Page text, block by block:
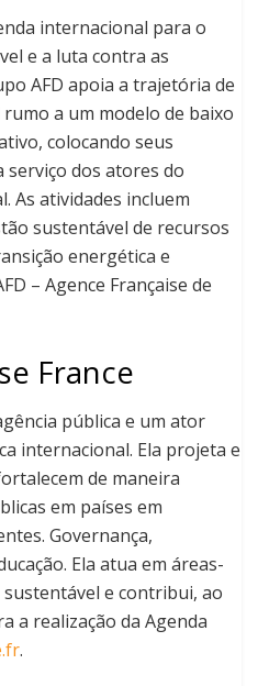
internacional para o
e a luta contra as
AFD apoia a trajetória de
a um modelo de baixo
colocando seus
dos atores do
As atividades incluem
sustentável de recursos
energética e
– Agence Française de
France
pública e um ator
internacional. Ela projeta e
de maneira
em países em
Governança,
Ela atua em áreas-
e contribui, ao
a realização da Agenda
.